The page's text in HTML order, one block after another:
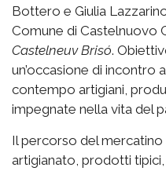
Bottero e Giulia
Comune di Castelnuovo
Castelneuv Brisó.
un’occasione di incontro
contempo artigiani,
impegnate nella vita del
Il percorso del
artigianato, prodotti